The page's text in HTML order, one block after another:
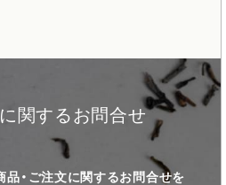
関するお問合せ
・ご注文に関するお問合せを